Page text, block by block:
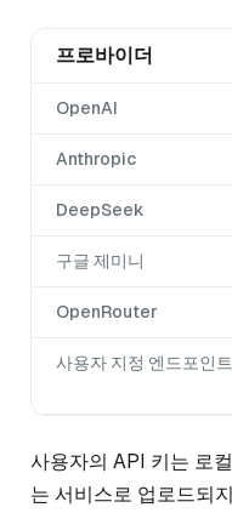
프로바이더
OpenAI
Anthropic
DeepSeek
구글 제미니
OpenRouter
사용자 지정 엔드포인트
사용자의 API 키는 로
는 서비스로 업로드되